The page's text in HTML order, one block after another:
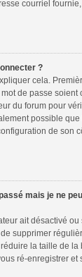
courriel
?
cela.
de passe soient
du forum pour
possible
de son
mais je ne
ait désactivé
supprimer
la taille de la
ré-enregistrer et